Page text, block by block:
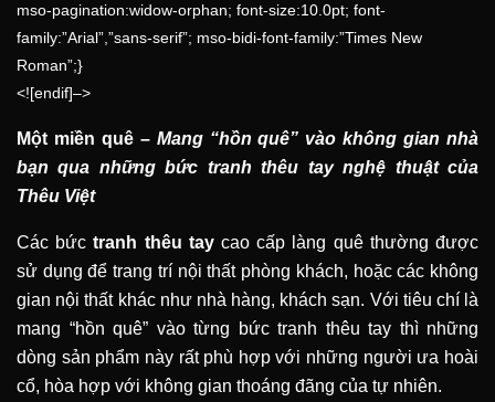
mso-pagination:widow-orphan; font-size:10.0pt; font-
family:”Arial”,”sans-serif”; mso-bidi-font-family:”Times New
Roman”;}
<![endif]–>
Một miền quê – Mang “hồn quê” vào không gian nhà
bạn qua những bức tranh thêu tay nghệ thuật của
Thêu Việt
Các bứctranh thêu taycao cấp làng quê thường được
sử dụng để trang trí nội thất phòng khách, hoặc các không
gian nội thất khác như nhà hàng, khách sạn. Với tiêu chí là
mang “hồn quê” vào từng bức tranh thêu tay thì những
dòng sản phẩm này rất phù hợp với những người ưa hoài
cổ, hòa hợp với không gian thoáng đãng của tự nhiên.